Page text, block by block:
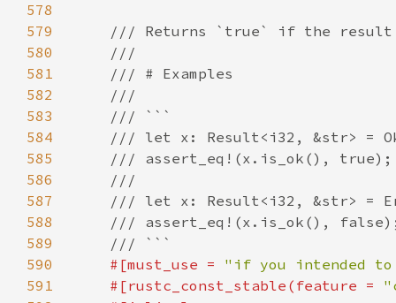
578
579
580
581
582
583
584
585
586
587
588
589
590
#[must_use = "if you intended
591
    #[rustc_const_stable(feature =